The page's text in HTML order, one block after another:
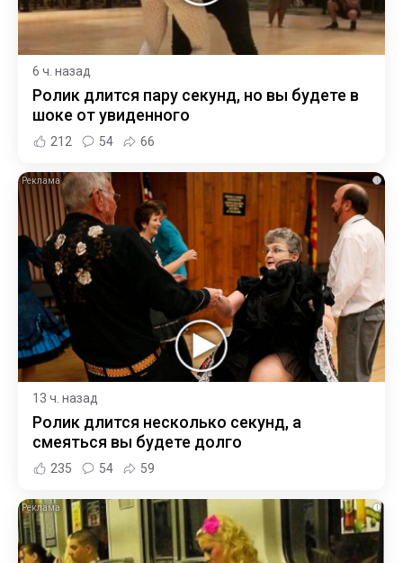
6 ч. назад
Ролик длится пару секунд, но вы будете в
шоке от увиденного
212 54 66
i
13 ч. назад
Ролик длится несколько секунд, а
смеяться вы будете долго
235 54 59
i